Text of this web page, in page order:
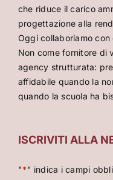
che riduce il carico
progettazione alla
Oggi collaboriamo
Non come fornitore di
agency strutturata:
affidabile quando la
quando la scuola ha
ISCRIVITI ALLA
"*" indica i campi